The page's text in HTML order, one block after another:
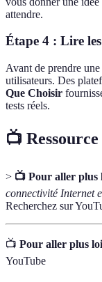
attendre.
Étape 4 : Lire
Avant de prendre
utilisateurs. Des
Que Choisir
tests réels.
📺
> 📺 Pour aller plus
connectivité Internet
Recherchez sur
📺 Pour aller plus
YouTube